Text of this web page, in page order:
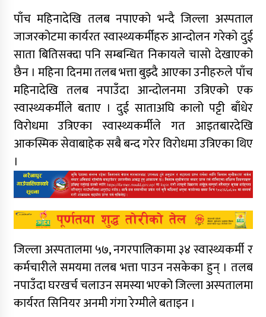
पाँच महिनादेखि तलब नपाएको भन्दै जिल्ला अस्पताल
जाजरकोटमा कार्यरत स्वास्थ्यकर्मीहरु आन्दोलन गरेको दुई
साता बितिसक्दा पनि सम्बन्धित निकायले चासो देखाएको
छैन । महिना दिनमा तलब भत्ता बुझ्दै आएका उनीहरुले पाँच
महिनादेखि तलब नपाउँदा आन्दोलनमा उत्रिएको एक
स्वास्थ्यकर्मीले बताए । दुई साताअघि कालो पट्टी बाँधेर
विरोधमा उत्रिएका स्वास्थ्यकर्मीले गत आइतबारदेखि
आकस्मिक सेवाबाहेक सबै बन्द गरेर विरोधमा उत्रिएका थिए
।
जिल्ला अस्पतालमा ५७, नगरपालिकामा ३४ स्वास्थ्यकर्मी र
कर्मचारीले समयमा तलब भत्ता पाउन नसकेका हुन् । तलब
नपाउँदा घरखर्च चलाउन समस्या भएको जिल्ला अस्पतालमा
कार्यरत सिनियर अनमी गंगा रेग्मीले बताइन ।